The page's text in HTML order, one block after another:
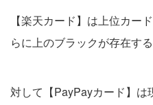
【楽天カード】は上位カー
らに上のブラックが存在する
対して【PayPayカード】